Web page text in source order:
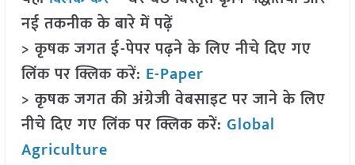
नई तकनीक के बारे में पढ़ें
> कृषक जगत ई-पेपर पढ़ने के लिए नीचे दिए गए
लिंक पर क्लिक करें: E-Paper
> कृषक जगत की अंग्रेजी वेबसाइट पर जाने के लिए
नीचे दिए गए लिंक पर क्लिक करें: Global
Agriculture